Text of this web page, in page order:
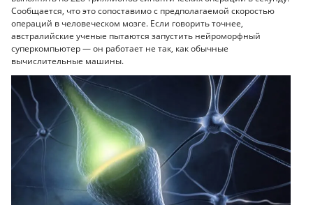
Сообщается, что это сопоставимо с предполагаемой скоростью
операций в человеческом мозге. Если говорить точнее,
австралийские ученые пытаются запустить нейроморфный
суперкомпьютер — он работает не так, как обычные
вычислительные машины.